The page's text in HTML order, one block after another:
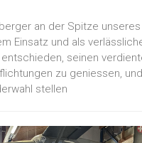
an der Spitze
Einsatz und als
seinen
zu geniessen,
stellen